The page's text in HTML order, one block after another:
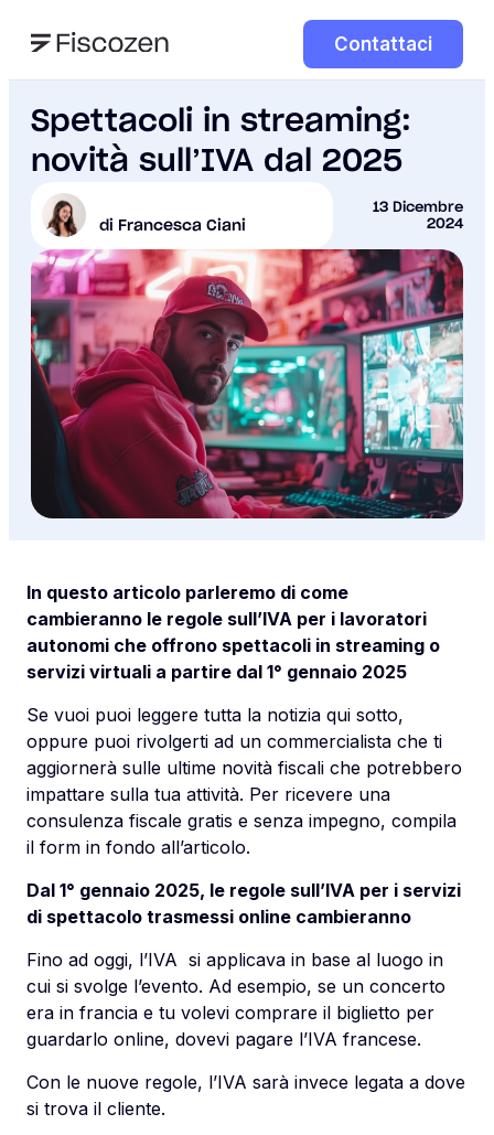
Contattaci
Spettacoli in streaming:
novità sull’IVA dal 2025
di Francesca Ciani
13 Dicembre
2024
In questo articolo parleremo di come
cambieranno le regole sull’IVA per i lavoratori
autonomi che offrono spettacoli in streaming o
servizi virtuali a partire dal 1° gennaio 2025
Se vuoi puoi leggere tutta la notizia qui sotto,
oppure puoi rivolgerti ad un commercialista che ti
aggiornerà sulle ultime novità fiscali che potrebbero
impattare sulla tua attività. Per ricevere una
consulenza fiscale gratis e senza impegno, compila
il form in fondo all’articolo.
Dal 1° gennaio 2025, le regole sull’IVA per i servizi
di spettacolo trasmessi online cambieranno
Fino ad oggi, l’IVA si applicava in base al luogo in
cui si svolge l’evento. Ad esempio, se un concerto
era in francia e tu volevi comprare il biglietto per
guardarlo online, dovevi pagare l’IVA francese.
Con le nuove regole, l’IVA sarà invece legata a dove
si trova il cliente.